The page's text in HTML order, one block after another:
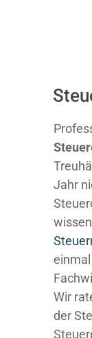
Ste
Jahr
Wir
der